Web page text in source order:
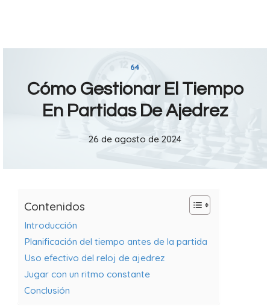
64
Cómo Gestionar El Tiempo
En Partidas De Ajedrez
26 de agosto de 2024
Contenidos
Introducción
Planificación del tiempo antes de la partida
Uso efectivo del reloj de ajedrez
Jugar con un ritmo constante
Conclusión